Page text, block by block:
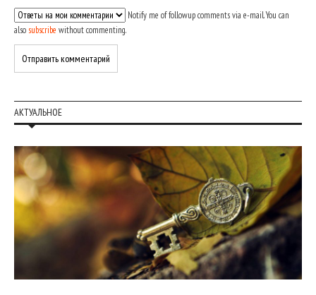
Notify me of followup comments via e-mail. You can
also subscribe without commenting.
АКТУАЛЬНОЕ